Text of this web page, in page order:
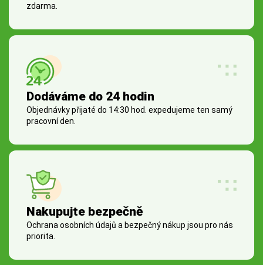
zdarma.
Dodáváme do 24 hodin
Objednávky přijaté do 14:30 hod. expedujeme ten samý
pracovní den.
Nakupujte bezpečně
Ochrana osobních údajů a bezpečný nákup jsou pro nás
priorita.